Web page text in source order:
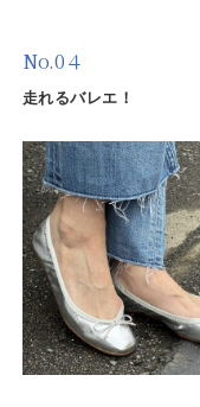
No.0４
走れるバレエ！